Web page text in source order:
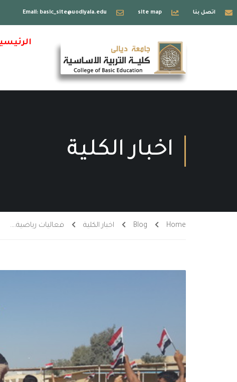
اتصل بنا site map
Email: basic_site@uodiyala.edu
اخبار الكلية
Home
Blog اخبار الكلية فعاليات رياضية….